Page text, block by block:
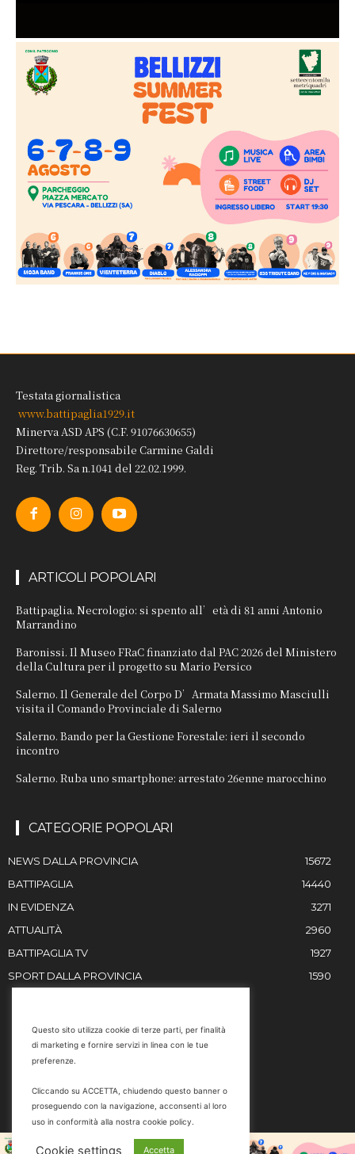
Testata giornalistica
www.battipaglia1929.it
Minerva ASD APS (C.F. 91076630655)
Direttore/responsabile Carmine Galdi
Reg. Trib. Sa n.1041 del 22.02.1999.
ARTICOLI POPOLARI
Battipaglia. Necrologio: si spento all’età di 81 anni Antonio
Marrandino
Baronissi. Il Museo FRaC finanziato dal PAC 2026 del Ministero
della Cultura per il progetto su Mario Persico
Salerno. Il Generale del Corpo D’Armata Massimo Masciulli
visita il Comando Provinciale di Salerno
Salerno. Bando per la Gestione Forestale: ieri il secondo
incontro
Salerno. Ruba uno smartphone: arrestato 26enne marocchino
CATEGORIE POPOLARI
NEWS DALLA PROVINCIA
15672
BATTIPAGLIA
14440
IN EVIDENZA
3271
ATTUALITÀ
2960
BATTIPAGLIA TV
1927
SPORT DALLA PROVINCIA
1590
Email
marketing@battipaglia1929.it
carminegaldi@virgilio.it
Questo sito utilizza cookie di terze parti, per finalità
di marketing e fornire servizi in linea con le tue
preferenze.
Cliccando su ACCETTA, chiudendo questo banner o
proseguendo con la navigazione, acconsenti al loro
uso in conformità alla nostra cookie policy.
Cookie settings Accetta